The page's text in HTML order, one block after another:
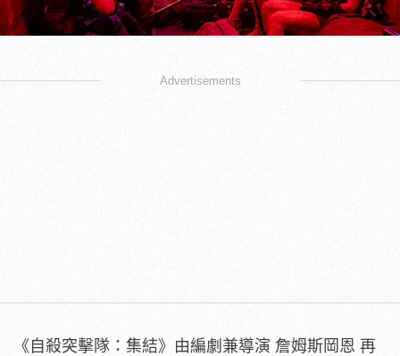
Advertisements
《自殺突擊隊：集結》由編劇兼導演 詹姆斯岡恩 再